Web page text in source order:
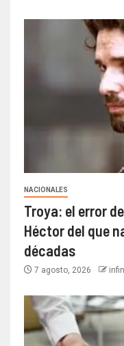
NACIONALES
Troya: el error
Héctor del que
décadas
7 agosto, 2026